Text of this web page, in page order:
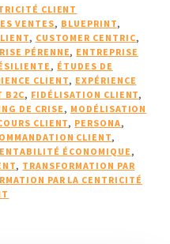
LEVIERS
À
ACTIONNER
POUR
SURVIVRE
À
LA
CRISE
ET
ANTICIPER
LA
CLIENT
VENTES, BLUEPRINT,
, CUSTOMER CENTRIC,
PÉRENNE, ENTREPRISE
, ÉTUDES DE
CLIENT, EXPÉRIENCE
B2C, FIDÉLISATION CLIENT,
DE CRISE , MODÉLISATION
CLIENT, PERSONA,
CLIENT,
ÉCONOMIQUE ,
, TRANSFORMATION PAR
PAR LA CENTRICITÉ